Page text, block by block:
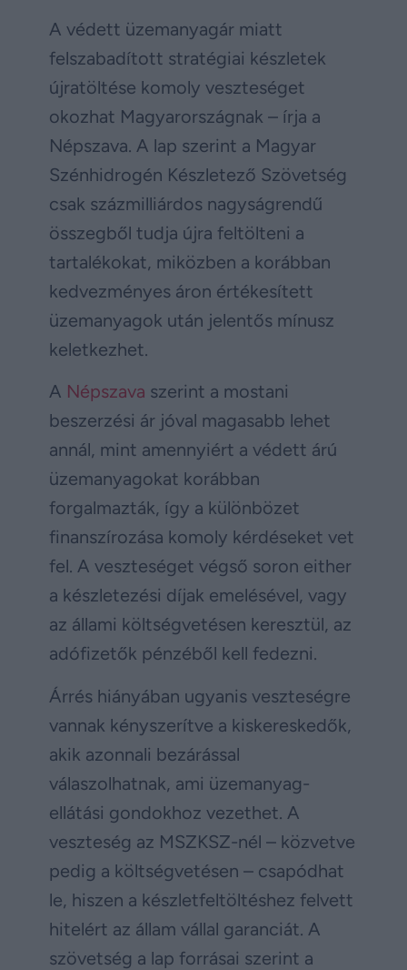
A védett üzemanyagár miatt
felszabadított stratégiai készletek
újratöltése komoly veszteséget
okozhat Magyarországnak – írja a
Népszava. A lap szerint a Magyar
Szénhidrogén Készletező Szövetség
csak százmilliárdos nagyságrendű
összegből tudja újra feltölteni a
tartalékokat, miközben a korábban
kedvezményes áron értékesített
üzemanyagok után jelentős mínusz
keletkezhet.
A Népszava szerint a mostani
beszerzési ár jóval magasabb lehet
annál, mint amennyiért a védett árú
üzemanyagokat korábban
forgalmazták, így a különbözet
finanszírozása komoly kérdéseket vet
fel. A veszteséget végső soron either
a készletezési díjak emelésével, vagy
az állami költségvetésen keresztül, az
adófizetők pénzéből kell fedezni.
Árrés hiányában ugyanis veszteségre
vannak kényszerítve a kiskereskedők,
akik azonnali bezárással
válaszolhatnak, ami üzemanyag-
ellátási gondokhoz vezethet. A
veszteség az MSZKSZ-nél – közvetve
pedig a költségvetésen – csapódhat
le, hiszen a készletfeltöltéshez felvett
hitelért az állam vállal garanciát. A
szövetség a lap forrásai szerint a